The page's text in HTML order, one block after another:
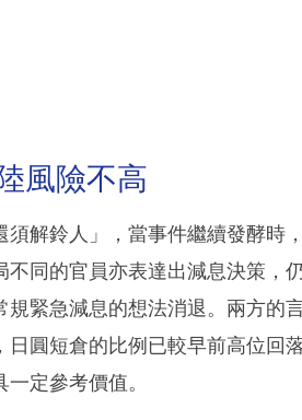
風險不高
須解鈴人」，當事件繼續發酵時
不同的官員亦表達出減息決策，
規緊急減息的想法消退。兩方的
日圓短倉的比例已較早前高位回
定參考價值。